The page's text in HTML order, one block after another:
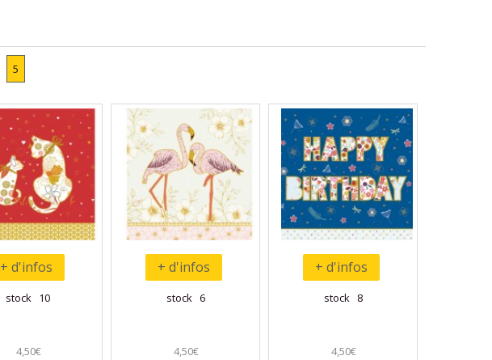
5
+ d'infos
stock 10
4,50€
+ d'infos
stock 6
4,50€
+ d'infos
stock 8
4,50€